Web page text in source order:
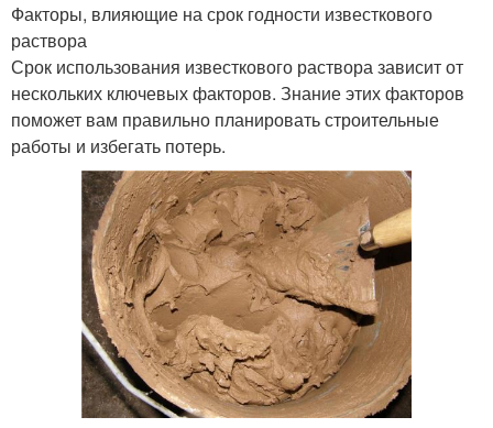
Факторы, влияющие на срок годности известкового
раствора
Срок использования известкового раствора зависит от
нескольких ключевых факторов. Знание этих факторов
поможет вам правильно планировать строительные
работы и избегать потерь.